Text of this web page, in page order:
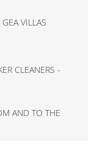
VILLAS
CLEANERS -
AND TO THE